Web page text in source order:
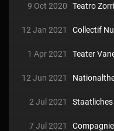
9 Oct 2020 Teatro
12 Jan 2021 Collectif
1 Apr 2021 Teater
12 Jun 2021
2 Jul 2021
7 Jul 2021